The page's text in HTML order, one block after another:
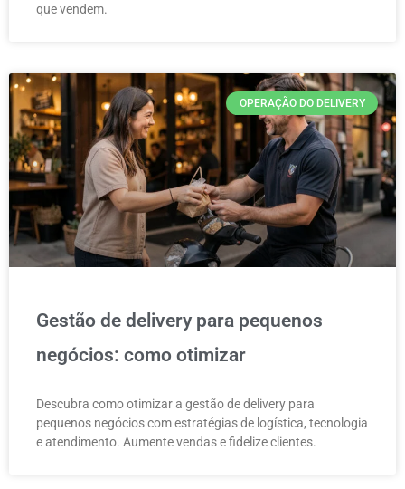
que vendem.
OPERAÇÃO DO DELIVERY
Gestão de delivery para pequenos
negócios: como otimizar
Descubra como otimizar a gestão de delivery para
pequenos negócios com estratégias de logística, tecnologia
e atendimento. Aumente vendas e fidelize clientes.